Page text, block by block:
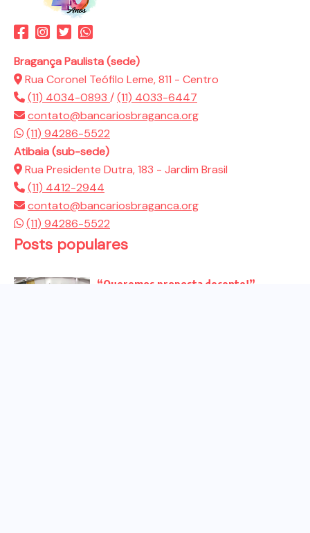
Bragança Paulista (sede)
Rua Coronel Teófilo Leme, 811 - Centro
(11) 4034-0893 /(11) 4033-6447
contato@bancariosbraganca.org
(11) 94286-5522
Atibaia (sub-sede)
Rua Presidente Dutra, 183 - Jardim Brasil
(11) 4412-2944
contato@bancariosbraganca.org
(11) 94286-5522
Posts populares
“Queremos proposta decente!”